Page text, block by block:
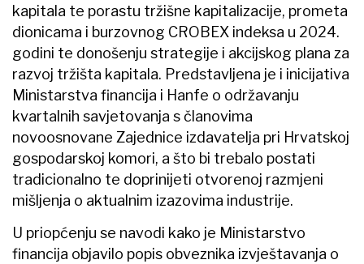
kapitala te porastu tržišne kapitalizacije, prometa
dionicama i burzovnog CROBEX indeksa u 2024.
godini te donošenju strategije i akcijskog plana za
razvoj tržišta kapitala. Predstavljena je i inicijativa
Ministarstva financija i Hanfe o održavanju
kvartalnih savjetovanja s članovima
novoosnovane Zajednice izdavatelja pri Hrvatskoj
gospodarskoj komori, a što bi trebalo postati
tradicionalno te doprinijeti otvorenoj razmjeni
mišljenja o aktualnim izazovima industrije.
U priopćenju se navodi kako je Ministarstvo
financija objavilo popis obveznika izvještavanja o